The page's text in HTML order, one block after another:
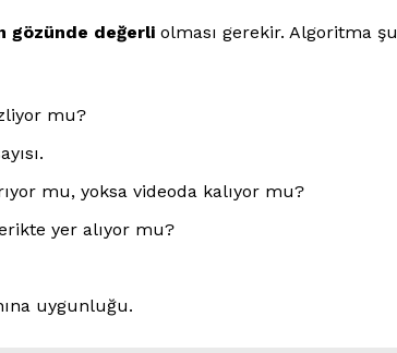
Ana Sayfa
Hızlı Çözüm
gözünde değerli olması gerekir. Algoritma şu
mu?
mu, yoksa videoda kalıyor mu?
yer alıyor mu?
uygunluğu.